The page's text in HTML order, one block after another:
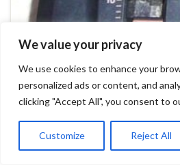
We value your privacy
We use cookies to enhance your
personalized ads or content, and
clicking "Accept All", you consent to
Customize Reject All